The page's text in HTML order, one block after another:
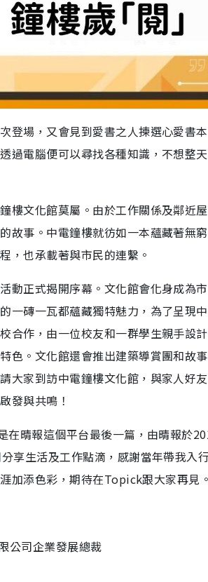
登場，又會見到愛書之人揀選心愛書
過電腦便可以尋找各種知識，不想整
樓文化館莫屬。由於工作關係及鄰近
故事。中電鐘樓就彷如一本蘊藏著無
，也承載著與市民的連繫。
動正式揭開序幕。文化館會化身成為
一磚一瓦都蘊藏獨特魅力，為了呈現
合作，由一位校友和一群學生親手設
色。文化館還會推出建築導賞團和故
大家到訪中電鐘樓文化館，與家人好
發與共鳴！
在晴報這個平台最後一篇，由晴報於
享生活及工作點滴，感謝當年帶我入
加添色彩，期待在Topick跟大家再見。
公司企業發展總裁